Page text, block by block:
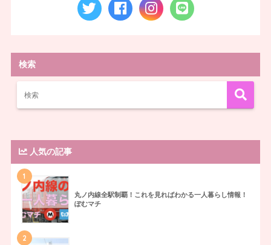
検索
人気の記事
1
丸ノ内線全駅制覇！これを見ればわかる一人暮らし情報！
ぽむマチ
2